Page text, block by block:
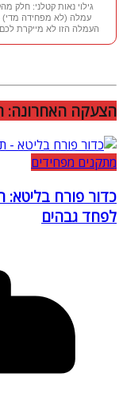
גילוי נאות קטלני: חלק
עמלה (לא מפחידה מדי)
העמלה הזו לא מייקרת
הצעקה האחרונה:
מתקנים מפחידים
כדור פורח בליטא:
לפחד גבהים